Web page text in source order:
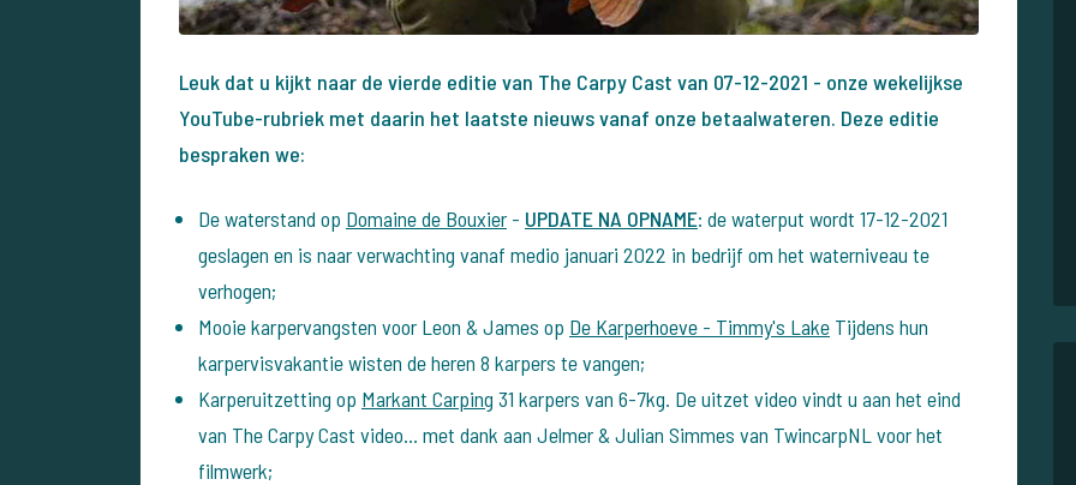
Leuk dat u kijkt naar de vierde editie van The Carpy Cast van 07-12-2021 - onze wekelijkse
YouTube-rubriek met daarin het laatste nieuws vanaf onze betaalwateren. Deze editie
bespraken we:
De waterstand op Domaine de Bouxier - UPDATE NA OPNAME: de waterput wordt 17-12-2021
geslagen en is naar verwachting vanaf medio januari 2022 in bedrijf om het waterniveau te
verhogen;
Mooie karpervangsten voor Leon & James op De Karperhoeve - Timmy's Lake Tijdens hun
karpervisvakantie wisten de heren 8 karpers te vangen;
Karperuitzetting op Markant Carping 31 karpers van 6-7kg. De uitzet video vindt u aan het eind
van The Carpy Cast video... met dank aan Jelmer & Julian Simmes van TwincarpNL voor het
filmwerk;